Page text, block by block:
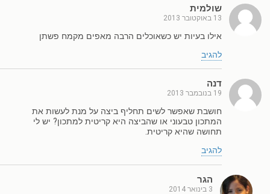
שולמית
13 באוקטובר 2013
אילו בעיות יש כשאוכלים הרבה מאפים מקמח פשתן
להגיב
דנה
19 בנובמבר 2013
חושבת שאפשר לשים תחליף ביצה על מנת לעשות את
המתכון טבעוני או שהביצה היא קריטית למתכון? יש לי
תחושה שהיא קריטית.
להגיב
הגר
3 בינואר 2014